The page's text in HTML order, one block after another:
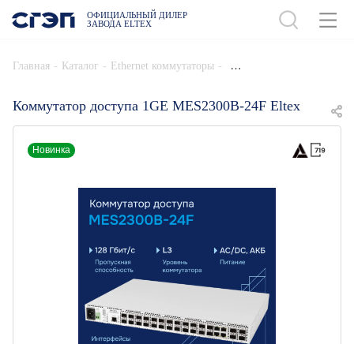
ОФИЦИАЛЬНЫЙ ДИЛЕР
ЗАВОДА ELTEX
Главная - Каталог - Ethernet коммутаторы -
Коммутатор доступа 1GE MES2300B-24F Eltex
Новинка